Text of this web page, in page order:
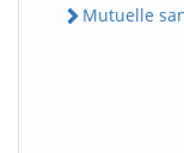
Mutuelle